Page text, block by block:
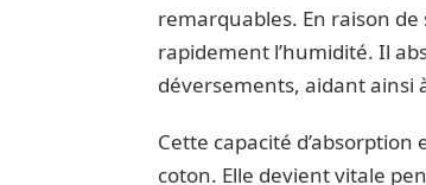
remarquables. En raison
rapidement l’humidité. Il
déversements, aidant
Cette capacité
coton. Elle devient vitale